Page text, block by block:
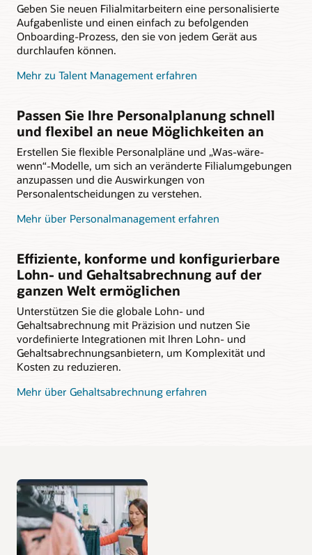
Geben Sie neuen Filialmitarbeitern eine personalisierte
Aufgabenliste und einen einfach zu befolgenden
Onboarding-Prozess, den sie von jedem Gerät aus
durchlaufen können.
Mehr zu Talent Management erfahren
Passen Sie Ihre Personalplanung schnell
und flexibel an neue Möglichkeiten an
Erstellen Sie flexible Personalpläne und „Was-wäre-
wenn“-Modelle, um sich an veränderte Filialumgebungen
anzupassen und die Auswirkungen von
Personalentscheidungen zu verstehen.
Mehr über Personalmanagement erfahren
Effiziente, konforme und konfigurierbare
Lohn- und Gehaltsabrechnung auf der
ganzen Welt ermöglichen
Unterstützen Sie die globale Lohn- und
Gehaltsabrechnung mit Präzision und nutzen Sie
vordefinierte Integrationen mit Ihren Lohn- und
Gehaltsabrechnungsanbietern, um Komplexität und
Kosten zu reduzieren.
Mehr über Gehaltsabrechnung erfahren